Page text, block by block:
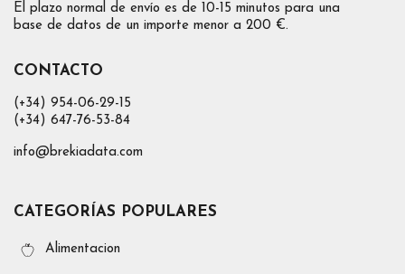
El plazo normal de envío es de 10-15 minutos para una
base de datos de un importe menor a 200 €.
CONTACTO
(+34) 954-06-29-15
(+34) 647-76-53-84
info@brekiadata.com
CATEGORÍAS POPULARES
Alimentacion